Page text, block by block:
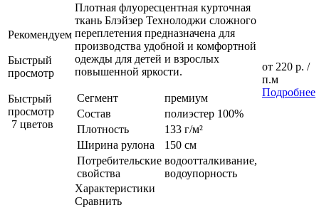
Рекомендуем
Быстрый
просмотр
Быстрый
просмотр
7 цветов
Плотная флуоресцентная курточная
ткань Блэйзер Технолоджи сложного
переплетения предназначена для
производства удобной и комфортной
одежды для детей и взрослых
повышенной яркости.
Сегмент
премиум
Состав
полиэстер 100%
Плотность
133 г/м²
Ширина рулона
150 см
Потребительские
свойства
водоотталкивание,
водоупорность
Характеристики
Сравнить
от 220 р. /
п.м
Подробнее